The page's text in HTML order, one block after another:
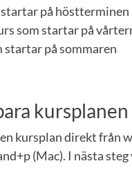
startar på höstterminen
som startar på
startar på sommaren
kursplanen
kursplan direkt från
(Mac). I nästa